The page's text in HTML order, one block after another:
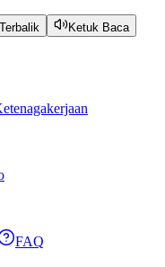
Terbalik Ketuk Baca
FAQ